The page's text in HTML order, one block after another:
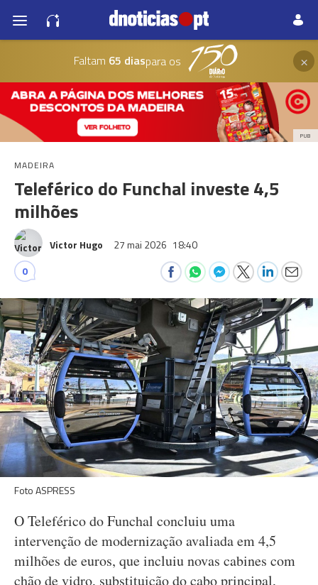
Faltam 65 diaspara os ×
PUB
MADEIRA
Teleférico do Funchal investe 4,5
milhões
Victor Hugo 27 mai 2026 18:40
0
Foto ASPRESS
O Teleférico do Funchal concluiu uma
intervenção de modernização avaliada em 4,5
milhões de euros, que incluiu novas cabines com
chão de vidro, substituição do cabo principal,